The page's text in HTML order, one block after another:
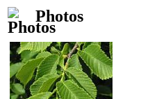
Photos